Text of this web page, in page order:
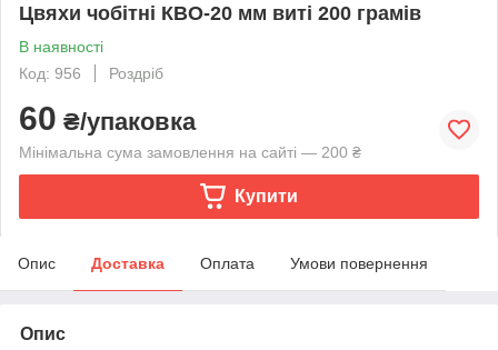
Цвяхи чобітні КВО-20 мм виті 200 грамів
В наявності
Код: 956
Роздріб
60 ₴/упаковка
Мінімальна сума замовлення на сайті — 200 ₴
Купити
Опис Доставка Оплата Умови повернення
Опис